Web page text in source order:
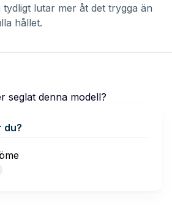
lutar mer åt det trygga än
hållet.
seglat denna modell?
du?